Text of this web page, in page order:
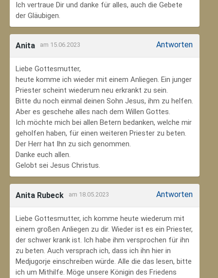
Ich vertraue Dir und danke für alles, auch die Gebete
der Gläubigen.
Anita am 15.06.2023 Antworten
Liebe Gottesmutter,
heute komme ich wieder mit einem Anliegen. Ein junger
Priester scheint wiederum neu erkrankt zu sein.
Bitte du noch einmal deinen Sohn Jesus, ihm zu helfen.
Aber es geschehe alles nach dem Willen Gottes.
Ich möchte mich bei allen Betern bedanken, welche mir
geholfen haben, für einen weiteren Priester zu beten.
Der Herr hat Ihn zu sich genommen.
Danke euch allen.
Gelobt sei Jesus Christus.
Anita Rubeck am 18.05.2023 Antworten
Liebe Gottesmutter, ich komme heute wiederum mit
einem großen Anliegen zu dir. Wieder ist es ein Priester,
der schwer krank ist. Ich habe ihm versprochen für ihn
zu beten. Auch versprach ich, dass ich ihn hier in
Medjugorje einschreiben würde. Alle die das lesen, bitte
ich um Mithilfe. Möge unsere Königin des Friedens